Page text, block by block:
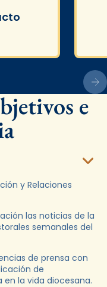
e
y Relaciones
las noticias de la
semanales del
de prensa con
de
la vida diocesana.